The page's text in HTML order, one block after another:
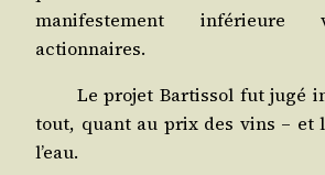
mani­fes­te­ment infé­rieure
actionnaires.
Le pro­jet Bar­tis­sol fut jugé
tout, quant au prix des vins – et
l’eau.